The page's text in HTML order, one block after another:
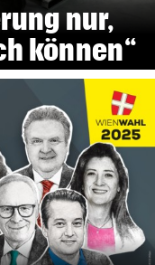
nur,
können“